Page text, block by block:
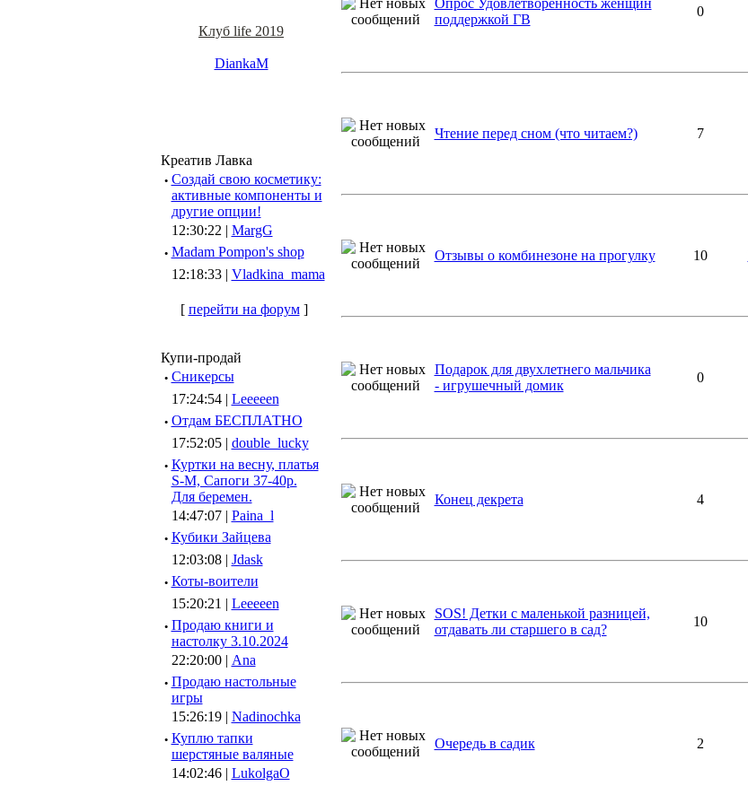
Клуб life 2019
DiankaM
Креатив Лавка
· Создай свою косметику:
активные компоненты и
другие опции!
12:30:22 | MargG
· Madam Pompon's shop
12:18:33 | Vladkina_mama
[ перейти на форум]
Купи-продай
· Сникерсы
17:24:54 | Leeeeen
· Отдам БЕСПЛАТНО
17:52:05 | double_lucky
· Куртки на весну, платья
S-M, Сапоги 37-40р.
Для беремен.
14:47:07 | Paina_l
· Кубики Зайцева
12:03:08 | Jdask
· Коты-воители
15:20:21 | Leeeeen
· Продаю книги и
настолку 3.10.2024
22:20:00 | Ana
· Продаю настольные
игры
15:26:19 | Nadinochka
· Куплю тапки
шерстяные валяные
14:02:46 | LukolgaO
Опрос Удовлетворенность женщин
поддержкой ГВ
0
Чтение перед сном (что читаем?) 7
Отзывы о комбинезоне на прогулку 10
Подарок для двухлетнего мальчика
- игрушечный домик
0
Конец декрета 4
SOS! Детки с маленькой разницей,
отдавать ли старшего в сад?
10
Очередь в садик 2